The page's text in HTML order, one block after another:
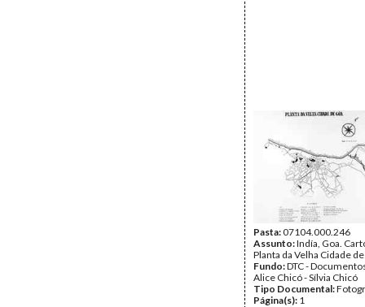
Pasta:07104.000.246
Assunto:Indía, Goa.
Planta da Velha Cidade
Fundo:DTC -
Alice Chicó - Sílvia Chicó
Tipo Documental:
Página(s): 1